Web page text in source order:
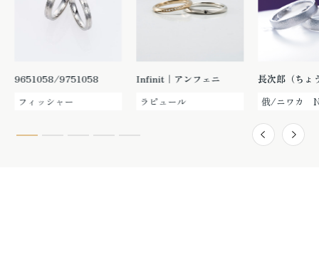
9651058/9751058
フィッシャー
Infinit｜アンフェニ
ラピュール
長次郎（ちょ
俄/ニワカ